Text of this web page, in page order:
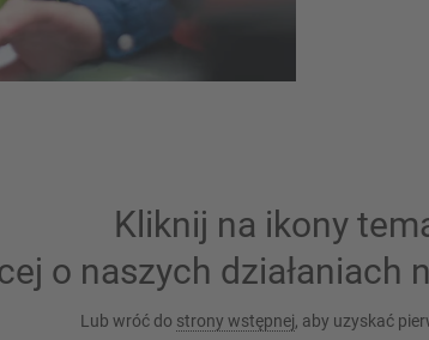
Kliknij na ikony
o naszych
Lub wróć do strony wstępnej, aby uzyskać